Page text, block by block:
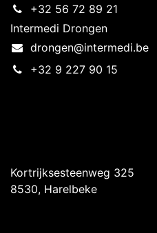
+32 56 72 89 21
Intermedi Drongen
drongen@intermedi.be
+32 9 227 90 15
Kortrijksesteenweg 325
8530, Harelbeke